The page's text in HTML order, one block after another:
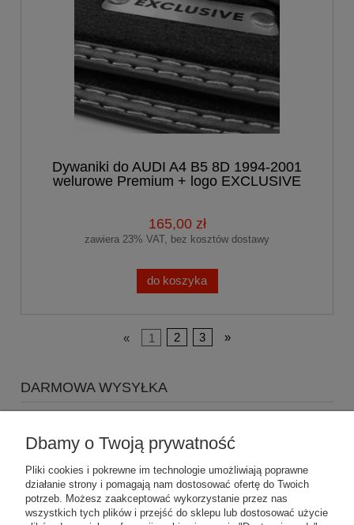
Dywaniki do AUDI A4 B5 8D 1994-2001
welurowe Premium + logo EXCLUSIVE
165,00 zł
zawiera 23% VAT, bez kosztów dostawy
do koszyka
« 1 2 3 »
DARMOWA WYSYŁKA
wysyłki Gratis
Dbamy o Twoją prywatność
Pliki cookies i pokrewne im technologie umożliwiają poprawne
działanie strony i pomagają nam dostosować ofertę do Twoich
potrzeb. Możesz zaakceptować wykorzystanie przez nas
wszystkich tych plików i przejść do sklepu lub dostosować użycie